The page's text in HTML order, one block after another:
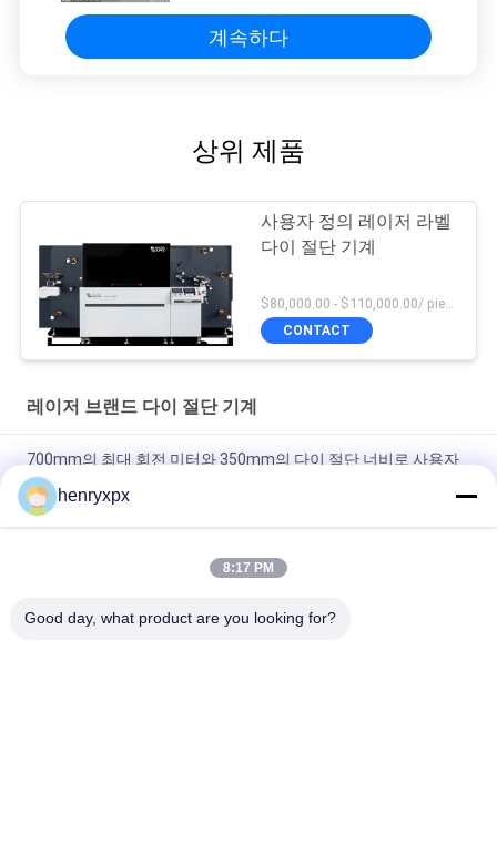
계속하다
상위 제품
사용자 정의 레이저 라벨
다이 절단 기계
$80,000.00 - $110,000.00/ piece MOQ:1
CONTACT
레이저 브랜드 다이 절단 기계
700mm의 최대 회전 미터와 350mm의 다이 절단 너비로 사용자
정의 가능한 레이저 레이블 절단 기계
300W X 1 레이저 출력 전력 및 최대 롤링 미터와 함께 사용자 정의
레이저 라벨 다이 커터 귀하의 필요에 따라
트리거 30m/min 최대 속도
henryxpx
8:17 PM
Good day, what product are you looking for?